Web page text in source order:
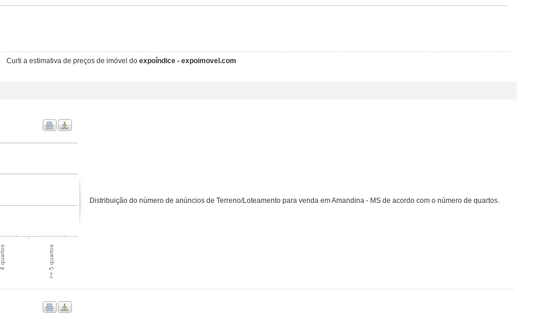
Curti a estimativa de preços de imóvel do expoíndice - expoimovel.com
4 quartos >= 5 quartos
Distribuição do número de anúncios de Terreno/Loteamento para venda em Amandina - MS de acordo com o número de quartos.